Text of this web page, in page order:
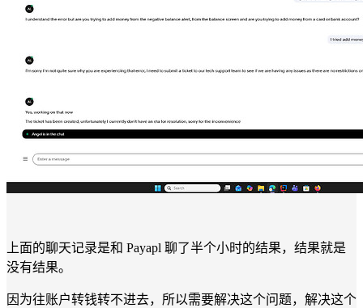
上面的聊天记录是和 Payapl 聊了半个小时的结果，结果就是
没有结果。
因为往账户转钱转不进去，所以需要解决这个问题，解决这个